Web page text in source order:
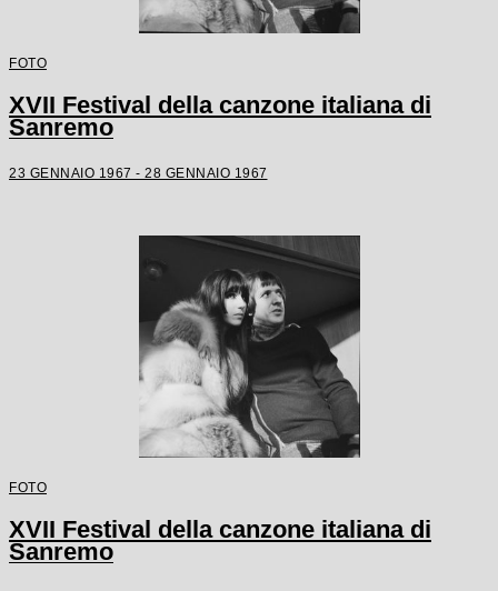
FOTO
XVII Festival della canzone italiana di
Sanremo
23 GENNAIO 1967 - 28 GENNAIO 1967
FOTO
XVII Festival della canzone italiana di
Sanremo